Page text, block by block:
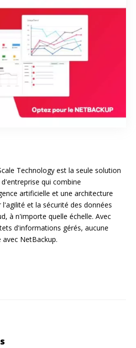
Technology est la seule solution
qui combine
artificielle et une architecture
et la sécurité des données
à n'importe quelle échelle. Avec
d'informations gérés, aucune
NetBackup.